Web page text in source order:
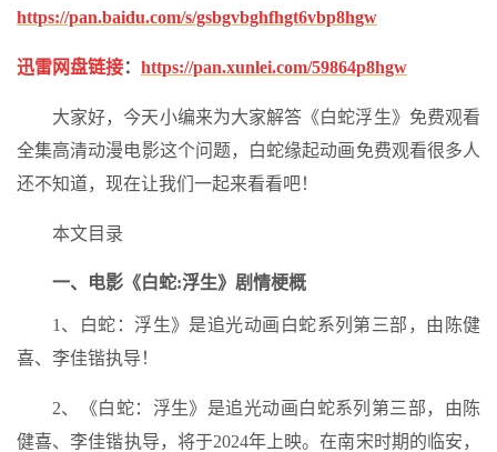
https://pan.baidu.com/s/gsbgvbghfhgt6vbp8hgw
迅雷网盘链接： https://pan.xunlei.com/59864p8hgw
大家好，今天小编来为大家解答《白蛇浮生》免费观看
全集高清动漫电影这个问题，白蛇缘起动画免费观看很多人
还不知道，现在让我们一起来看看吧！
本文目录
一、电影《白蛇:浮生》剧情梗概
1、白蛇：浮生》是追光动画白蛇系列第三部，由陈健
喜、李佳锴执导！
2、《白蛇：浮生》是追光动画白蛇系列第三部，由陈
健喜、李佳锴执导，将于2024年上映。在南宋时期的临安，